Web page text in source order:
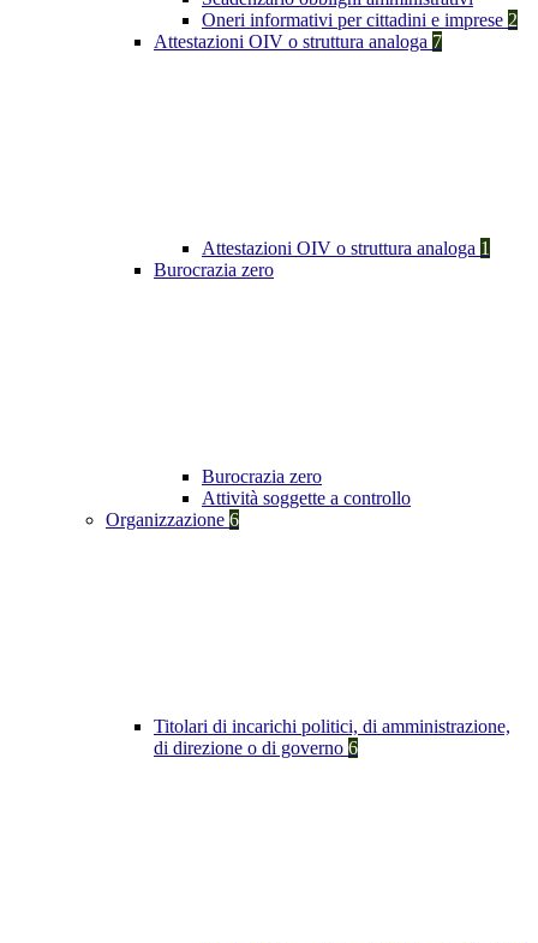
Oneri informativi per cittadini e imprese 2
Attestazioni OIV o struttura analoga 7
Attestazioni OIV o struttura analoga 1
Burocrazia zero
Burocrazia zero
Attività soggette a controllo
Organizzazione 6
Titolari di incarichi politici, di amministrazione,
di direzione o di governo 6